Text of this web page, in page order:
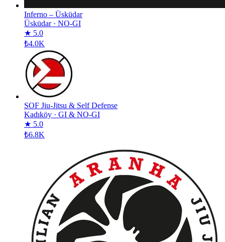
Inferno – Üsküdar
Üsküdar· NO-GI
★ 5.0
₺4.0K
SOF Jiu-Jitsu & Self Defense
Kadıköy · GI & NO-GI
★ 5.0
₺6.8K